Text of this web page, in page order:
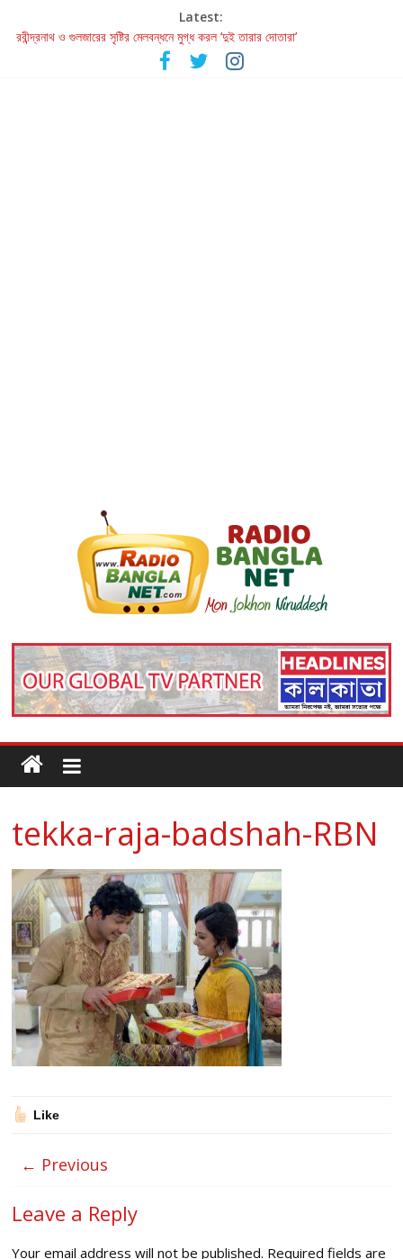
Latest:
রবীন্দ্রনাথ ও গুলজারের সৃষ্টির মেলবন্ধনে মুগ্ধ করল ‘দুই তারার দোতারা’
কলের গান থেকে রীলস্ — বাঙালির গান শোনার বিবর্তনের গল্প
জগন্নাথমঙ্গলম্ — বাংলায় প্রথমবার মঞ্চে এবার রথযাত্রার উদযাপন
tekka-raja-badshah-RBN
Like
← Previous
Leave a Reply
Your email address will not be published. Required fields are